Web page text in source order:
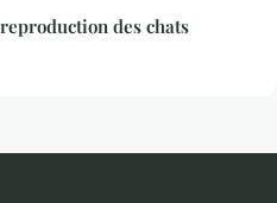
des chats